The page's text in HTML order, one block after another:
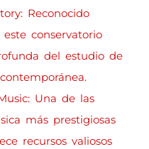
Reconocido
conservatorio
del estudio de
Una de las
más prestigiosas
recursos valiosos